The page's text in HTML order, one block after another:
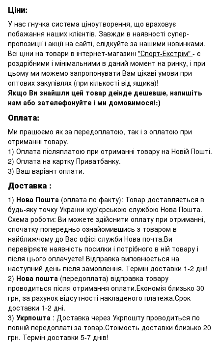
Ціни:
У нас гнучка система ціноутворення, що враховує
побажання наших клієнтів. Завжди в наявності супер-
пропозиції і акції на сайті, слідкуйте за нашими новинками.
Всі ціни на товари в інтернет-магазині "Спорт-Екстрім" - є
роздрібними і мінімальними в даний момент на ринку, і при
цьому ми можемо запропонувати Вам цікаві умови при
оптових закупівлях (при кількості від ящика)!
Якщо Ви знайшли цей товар деінде дешевше, напишіть
нам або зателефонуйте і ми домовимося!:)
Оплата:
Ми працюємо як за передоплатою, так і з оплатою при
отриманні товару.
1) Оплата післяплатою при отриманні товару на Новій Пошті.
2) Оплата на картку Приватбанку.
3) Ваш варіант оплати.
Доставка :
1) Нова Пошта (оплата по факту): Товар доставляється в
будь-яку точку України кур'єрською службою Нова Пошта.
Схема роботи: Ви можете здійснити оплату при отриманні,
спочатку попередньо ознайомившись з товаром в
найближчому до Вас офісі служби Нова почта.Ви
перевіряєте наявність посилки і потрібного в ній товару і
після цього оплачуєте! Відправка виповнюється на
наступний день після замовлення. Термін доставки 1-2 дні!
2) Нова пошта (передоплата) відправка товару
проводиться після отримання оплати.Економія близько 30
грн, за рахунок відсутності накладеного платежа.Срок
доставки 1-2 дні.
3) Укрпошта : Доставка через Укрпошту проводиться по
повній передоплаті за товар.Стоімость доставки близько 20
грн. Термін доставки 5-7 днів!